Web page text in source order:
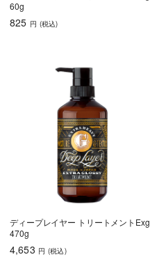
60g
825 円 (税込)
ディープレイヤー トリートメントExg
470g
4,653 円 (税込)